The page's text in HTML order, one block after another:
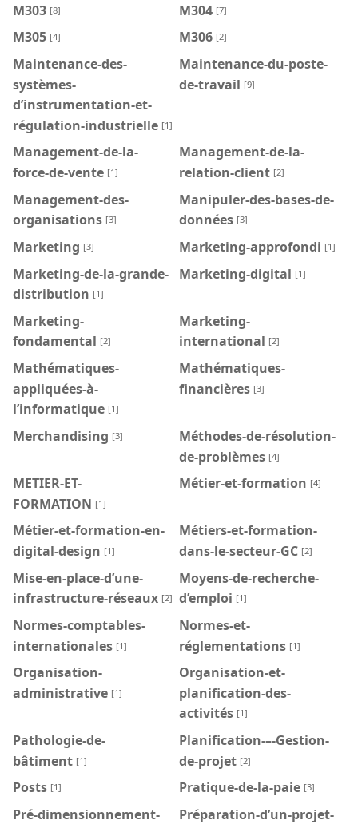
M303 [8] M304 [7]
M305 [4] M306 [2]
Maintenance-des-
systèmes-
d’instrumentation-et-
régulation-industrielle [1]
Maintenance-du-poste-
de-travail [9]
Management-de-la-
force-de-vente [1]
Management-de-la-
relation-client [2]
Management-des-
organisations [3]
Manipuler-des-bases-de-
données [3]
Marketing [3] Marketing-approfondi [1]
Marketing-de-la-grande-
distribution [1]
Marketing-digital [1]
Marketing-
fondamental [2]
Marketing-
international [2]
Mathématiques-
appliquées-à-
l’informatique [1]
Mathématiques-
financières [3]
Merchandising [3]
Méthodes-de-résolution-
de-problèmes [4]
METIER-ET-
FORMATION [1]
Métier-et-formation [4]
Métier-et-formation-en-
digital-design [1]
Métiers-et-formation-
dans-le-secteur-GC [2]
Mise-en-place-d’une-
infrastructure-réseaux [2]
Moyens-de-recherche-
d’emploi [1]
Normes-comptables-
internationales [1]
Normes-et-
réglementations [1]
Organisation-
administrative [1]
Organisation-et-
planification-des-
activités [1]
Pathologie-de-
bâtiment [1]
Planification-–-Gestion-
de-projet [2]
Posts [1] Pratique-de-la-paie [3]
Pré-dimensionnement-
Préparation-d’un-projet-